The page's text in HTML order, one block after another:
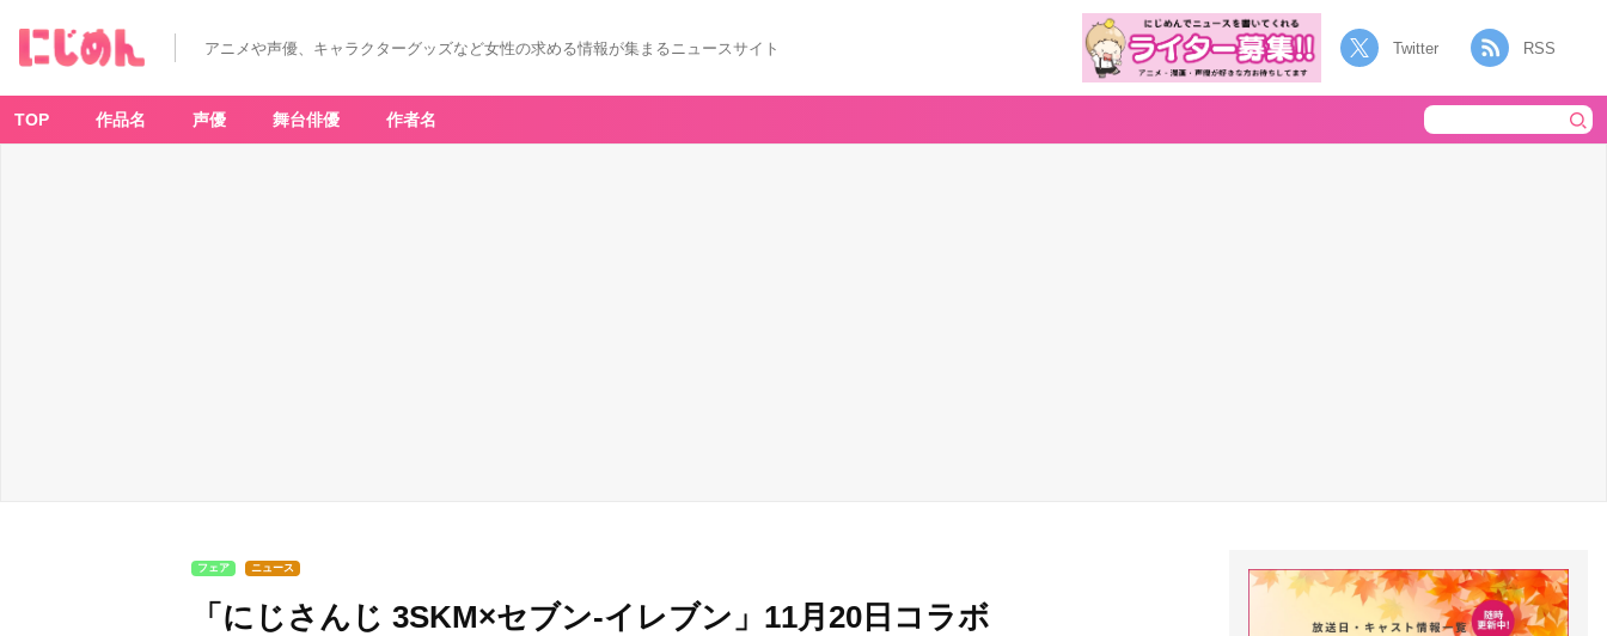
アニメや声優、キャラクターグッズなど女性の求める情報が集まるニュースサイト Twitter RSS
TOP 作品名 声優 舞台俳優 作者名
フェア ニュース
「にじさんじ 3SKM×セブン-イレブン」11月20日コラボ